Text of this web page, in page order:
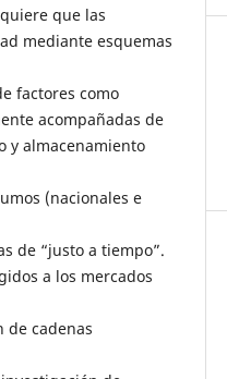
que las
mediante esquemas
factores como
acompañadas de
y almacenamiento
(nacionales e
de “justo a tiempo”.
a los mercados
de cadenas